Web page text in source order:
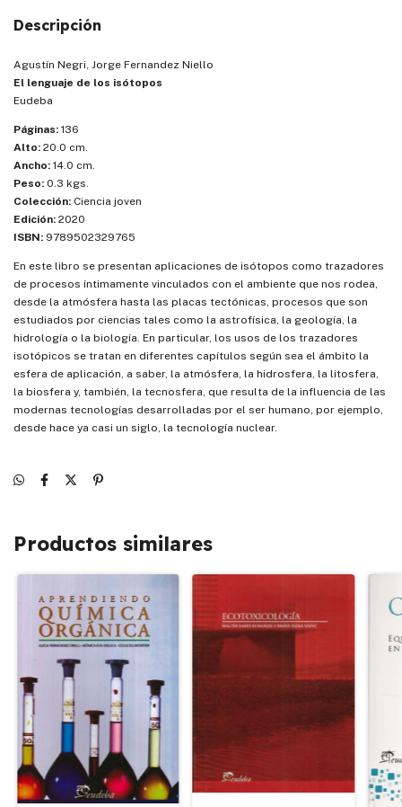
Descripción
Agustín Negri, Jorge Fernandez Niello
El lenguaje de los isótopos
Eudeba
Páginas: 136
Alto: 20.0 cm.
Ancho: 14.0 cm.
Peso: 0.3 kgs.
Colección: Ciencia joven
Edición: 2020
ISBN: 9789502329765
En este libro se presentan aplicaciones de isótopos como trazadores
de procesos íntimamente vinculados con el ambiente que nos rodea,
desde la atmósfera hasta las placas tectónicas, procesos que son
estudiados por ciencias tales como la astrofísica, la geología, la
hidrología o la biología. En particular, los usos de los trazadores
isotópicos se tratan en diferentes capítulos según sea el ámbito la
esfera de aplicación, a saber, la atmósfera, la hidrosfera, la litosfera,
la biosfera y, también, la tecnosfera, que resulta de la influencia de las
modernas tecnologías desarrolladas por el ser humano, por ejemplo,
desde hace ya casi un siglo, la tecnología nuclear.
Productos similares